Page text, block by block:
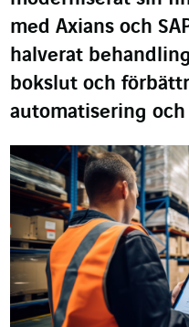
med Axians och
halverat
bokslut och
automatisering